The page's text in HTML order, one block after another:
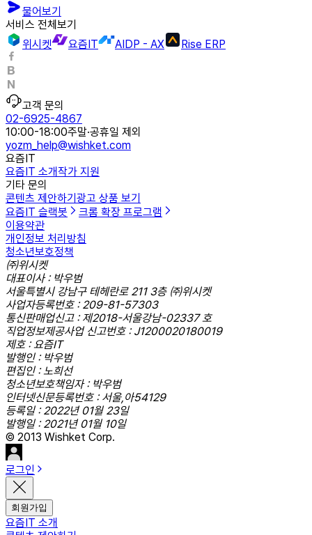
물어보기
서비스 전체보기
위시켓
요즘IT AIDP - AX Rise ERP
고객 문의
02-6925-4867
10:00-18:00주말·공휴일 제외
yozm_help@wishket.com
요즘IT
요즘IT 소개작가 지원
기타 문의
콘텐츠 제안하기 광고 상품 보기
요즘IT 슬랙봇
크롬 확장 프로그램
이용약관
개인정보 처리방침
청소년보호정책
㈜위시켓
대표이사 : 박우범
서울특별시 강남구 테헤란로 211 3층 ㈜위시켓
사업자등록번호 : 209-81-57303
통신판매업신고 : 제2018-서울강남-02337 호
직업정보제공사업 신고번호 : J1200020180019
제호 : 요즘IT
발행인 : 박우범
편집인 : 노희선
청소년보호책임자 : 박우범
인터넷신문등록번호 : 서울,아54129
등록일 : 2022년 01월 23일
발행일 : 2021년 01월 10일
© 2013 Wishket Corp.
로그인
회원가입
요즘IT 소개